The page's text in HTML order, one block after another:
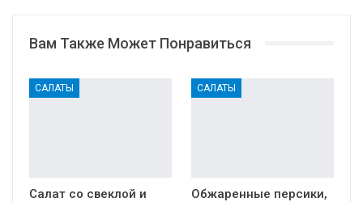
Вам Также Может Понравиться
САЛАТЫ
Салат со свеклой и
САЛАТЫ
Обжаренные персики,